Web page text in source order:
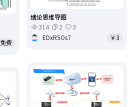
免费
绪论思维导图
314
2
3
EDxR5Os7
￥3